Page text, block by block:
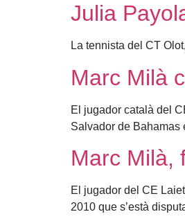
Julia
La tennista del CT
Marc Milà
El jugador català del
Salvador de Bahamas
Marc Milà,
El jugador del CE
2010 que s’està